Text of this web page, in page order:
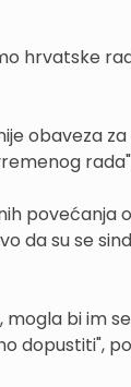
hrvatske
obaveza
povećanja
da su se
bi im
dopustiti",